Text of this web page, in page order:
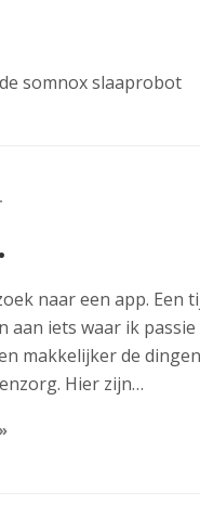
somnox slaaprobot
naar een app.
aan iets waar ik
makkelijker de
Hier zijn…